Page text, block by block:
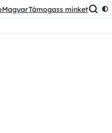
Támogass minket